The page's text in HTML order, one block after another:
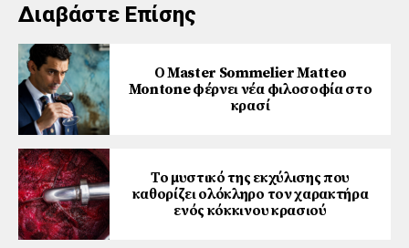
Διαβάστε Επίσης
Ο Master Sommelier Matteo
Montone φέρνει νέα φιλοσοφία στο
κρασί
Το μυστικό της εκχύλισης που
καθορίζει ολόκληρο τον χαρακτήρα
ενός κόκκινου κρασιού